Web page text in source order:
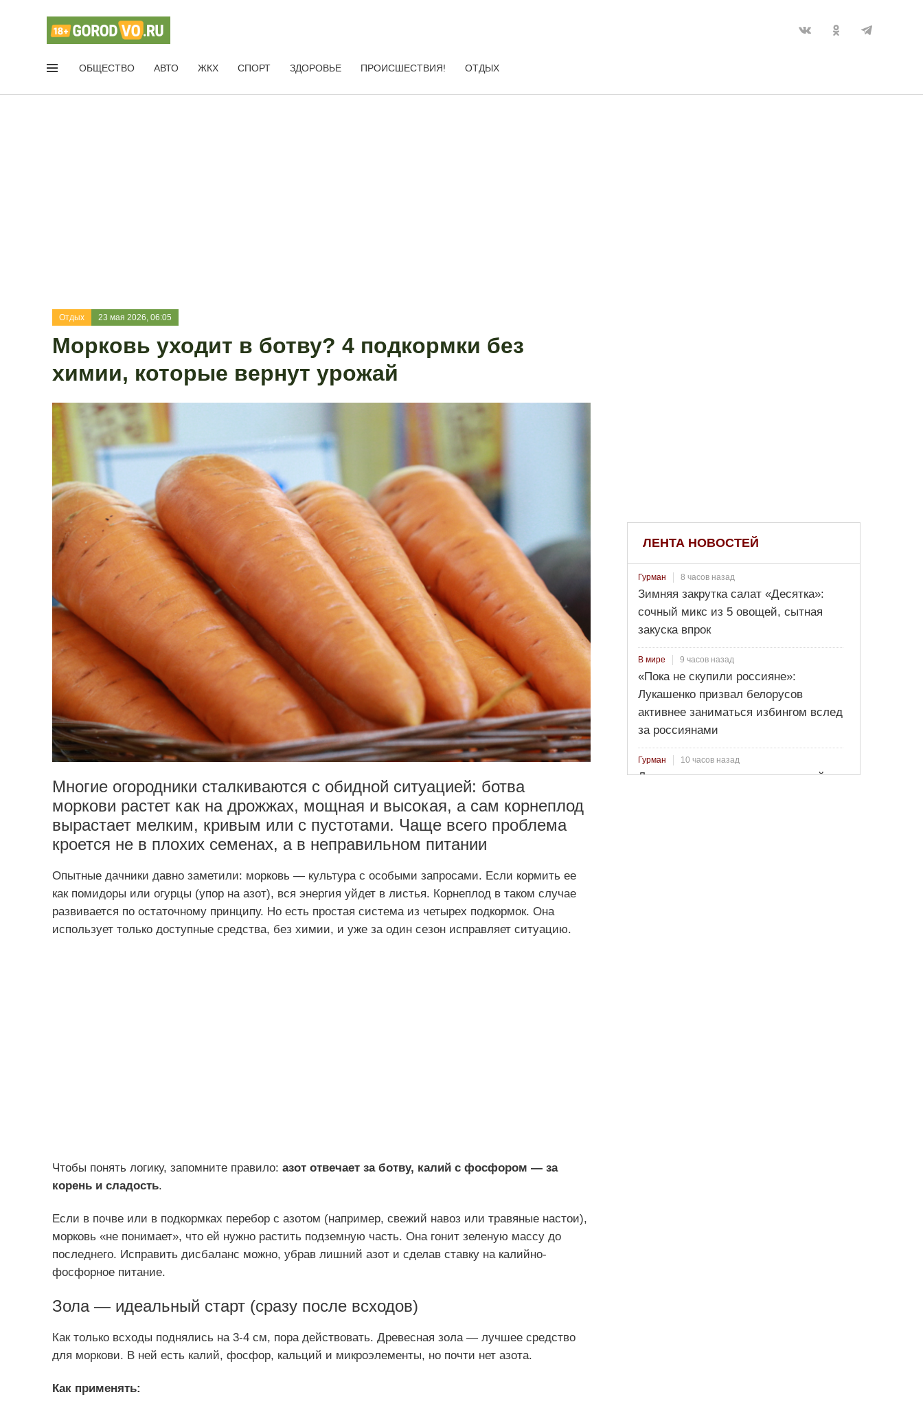
ОБЩЕСТВО АВТО ЖКХ СПОРТ ЗДОРОВЬЕ ПРОИСШЕСТВИЯ! ОТДЫХ
Отдых 23 мая 2026, 06:05
Морковь уходит в ботву? 4 подкормки без
химии, которые вернут урожай
Многие огородники сталкиваются с обидной ситуацией: ботва
моркови растет как на дрожжах, мощная и высокая, а сам корнеплод
вырастает мелким, кривым или с пустотами. Чаще всего проблема
кроется не в плохих семенах, а в неправильном питании
Опытные дачники давно заметили: морковь — культура с особыми запросами. Если кормить ее
как помидоры или огурцы (упор на азот), вся энергия уйдет в листья. Корнеплод в таком случае
развивается по остаточному принципу. Но есть простая система из четырех подкормок. Она
использует только доступные средства, без химии, и уже за один сезон исправляет ситуацию.
Чтобы понять логику, запомните правило: азот отвечает за ботву, калий с фосфором — за
корень и сладость.
Если в почве или в подкормках перебор с азотом (например, свежий навоз или травяные настои),
морковь «не понимает», что ей нужно растить подземную часть. Она гонит зеленую массу до
последнего. Исправить дисбаланс можно, убрав лишний азот и сделав ставку на калийно-
фосфорное питание.
Зола — идеальный старт (сразу после всходов)
Как только всходы поднялись на 3-4 см, пора действовать. Древесная зола — лучшее средство
для моркови. В ней есть калий, фосфор, кальций и микроэлементы, но почти нет азота.
Как применять:
ЛЕНТА НОВОСТЕЙ
Гурман 8 часов назад
Зимняя закрутка салат «Десятка»:
сочный микс из 5 овощей, сытная
закуска впрок
В мире 9 часов назад
«Пока не скупили россияне»:
Лукашенко призвал белорусов
активнее заниматься избингом вслед
за россиянами
Гурман 10 часов назад
Лосось пряного посола: секретный